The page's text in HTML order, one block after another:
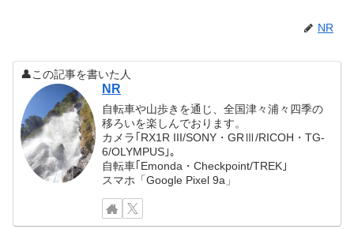
NR
👤この記事を書いた人
NR
自転車や山歩きを通じ、全国津々浦々四季の
移ろいを楽しんでおります。
カメラ｢RX1R III/SONY・GRⅢ/RICOH・TG-
6/OLYMPUS｣。
自転車｢Emonda・Checkpoint/TREK｣
スマホ「Google Pixel 9a」